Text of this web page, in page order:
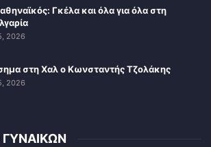
Γκέλα και όλα για όλα στη
2026
στη Χαλ ο Κωνσταντής Τζολάκης
2026